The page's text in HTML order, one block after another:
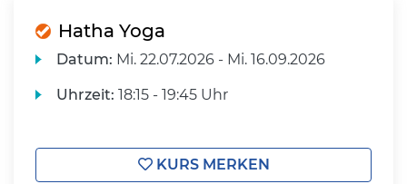
Hatha Yoga
Datum: Mi. 22.07.2026 - Mi. 16.09.2026
Uhrzeit: 18:15 - 19:45 Uhr
KURS MERKEN